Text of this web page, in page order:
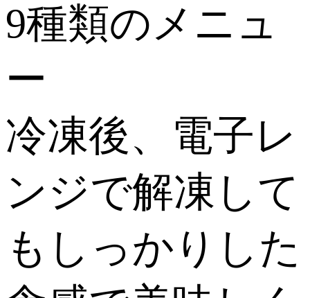
9種類のメニュ
ー
冷凍後、電子レ
ンジで解凍して
もしっかりした